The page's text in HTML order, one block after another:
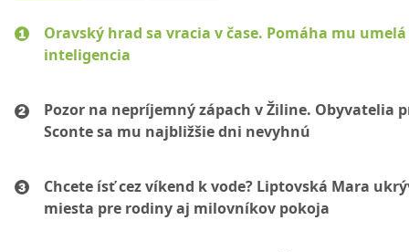
Oravský hrad sa vracia v čase. Pomáha mu umelá
inteligencia
Pozor na nepríjemný zápach v Žiline. Obyvatelia
Sconte sa mu najbližšie dni nevyhnú
Chcete ísť cez víkend k vode? Liptovská Mara
miesta pre rodiny aj milovníkov pokoja